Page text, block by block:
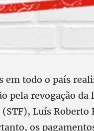
em todo o país
pela revogação
Luís Roberto
os